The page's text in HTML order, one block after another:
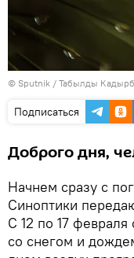
© Sputnik / Табылды
Подписаться
Доброго дня,
Начнем сразу с
Синоптики
С 12 по 17 февраля
со снегом и